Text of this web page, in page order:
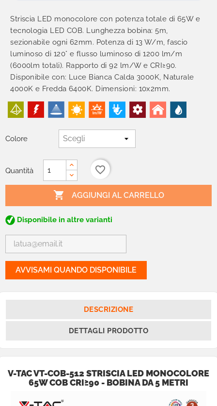
Striscia LED monocolore con potenza totale di 65W e
tecnologia LED COB. Lunghezza bobina: 5m,
sezionabile ogni 62mm. Potenza di 13 W/m, fascio
luminoso di 120° e flusso luminoso di 1200 lm/m
(6000lm totali). Rapporto di 92 lm/W e CRI≥90.
Disponibile con: Luce Bianca Calda 3000K, Naturale
4000K e Fredda 6400K. Dimensioni: 10x2mm.
Colore
Quantità
 AGGIUNGI AL CARRELLO
favorite_border
Disponibile in altre varianti
AVVISAMI QUANDO DISPONIBILE
DESCRIZIONE
DETTAGLI PRODOTTO
V-TAC VT-COB-512 STRISCIA LED MONOCOLORE
65W COB CRI≥90 - BOBINA DA 5 METRI